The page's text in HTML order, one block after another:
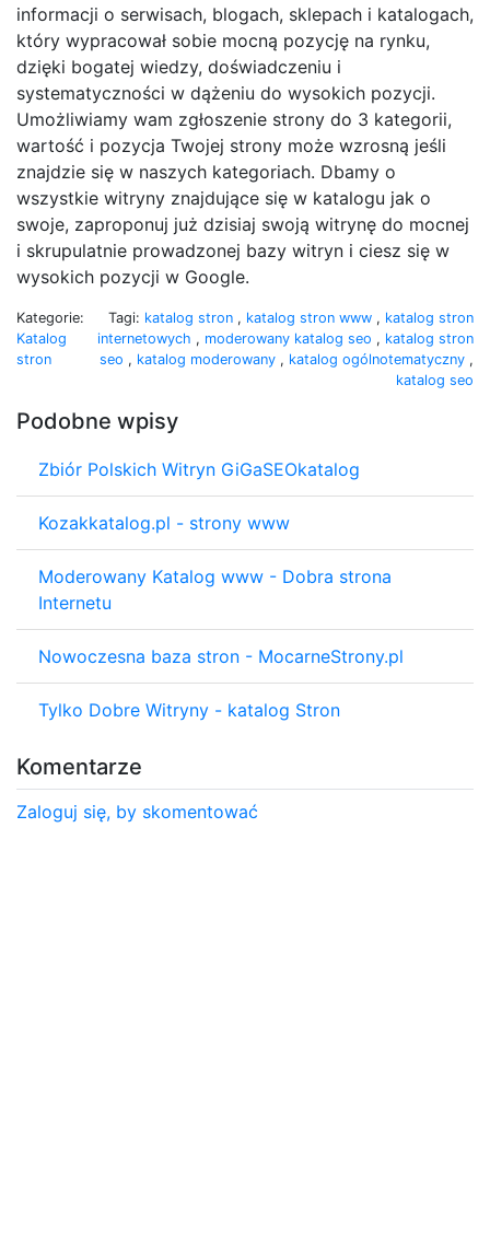
informacji o serwisach, blogach, sklepach i katalogach,
który wypracował sobie mocną pozycję na rynku,
dzięki bogatej wiedzy, doświadczeniu i
systematyczności w dążeniu do wysokich pozycji.
Umożliwiamy wam zgłoszenie strony do 3 kategorii,
wartość i pozycja Twojej strony może wzrosną jeśli
znajdzie się w naszych kategoriach. Dbamy o
wszystkie witryny znajdujące się w katalogu jak o
swoje, zaproponuj już dzisiaj swoją witrynę do mocnej
i skrupulatnie prowadzonej bazy witryn i ciesz się w
wysokich pozycji w Google.
Kategorie:
Katalog
stron
Tagi: katalog stron , katalog stron www , katalog stron
internetowych , moderowany katalog seo , katalog stron
seo , katalog moderowany , katalog ogólnotematyczny ,
katalog seo
Podobne wpisy
Zbiór Polskich Witryn GiGaSEOkatalog
Kozakkatalog.pl - strony www
Moderowany Katalog www - Dobra strona
Internetu
Nowoczesna baza stron - MocarneStrony.pl
Tylko Dobre Witryny - katalog Stron
Komentarze
Zaloguj się, by skomentować